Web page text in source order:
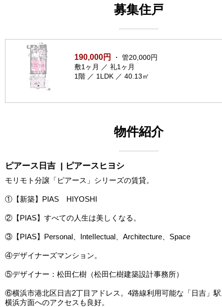
募集住戸
190,000円
・ 管20,000円
敷1ヶ月 ／ 礼1ヶ月
1階 ／ 1LDK ／ 40.13㎡
物件紹介
ピアース日吉 | ピアースヒヨシ
モリモト分譲「ピアース」シリーズの賃貸。
①【新築】PIAS HIYOSHI
②【PIAS】すべての人生は美しくなる。
③【PIAS】Personal、InteIIectual、Architecture、Space
④デザイナーズマンション。
⑤デザイナー：松田仁樹（松田仁樹建築設計事務所）
⑥横浜市港北区日吉2丁目アドレス。4路線利用可能な「日吉」
横浜方面へのアクセスも良好。